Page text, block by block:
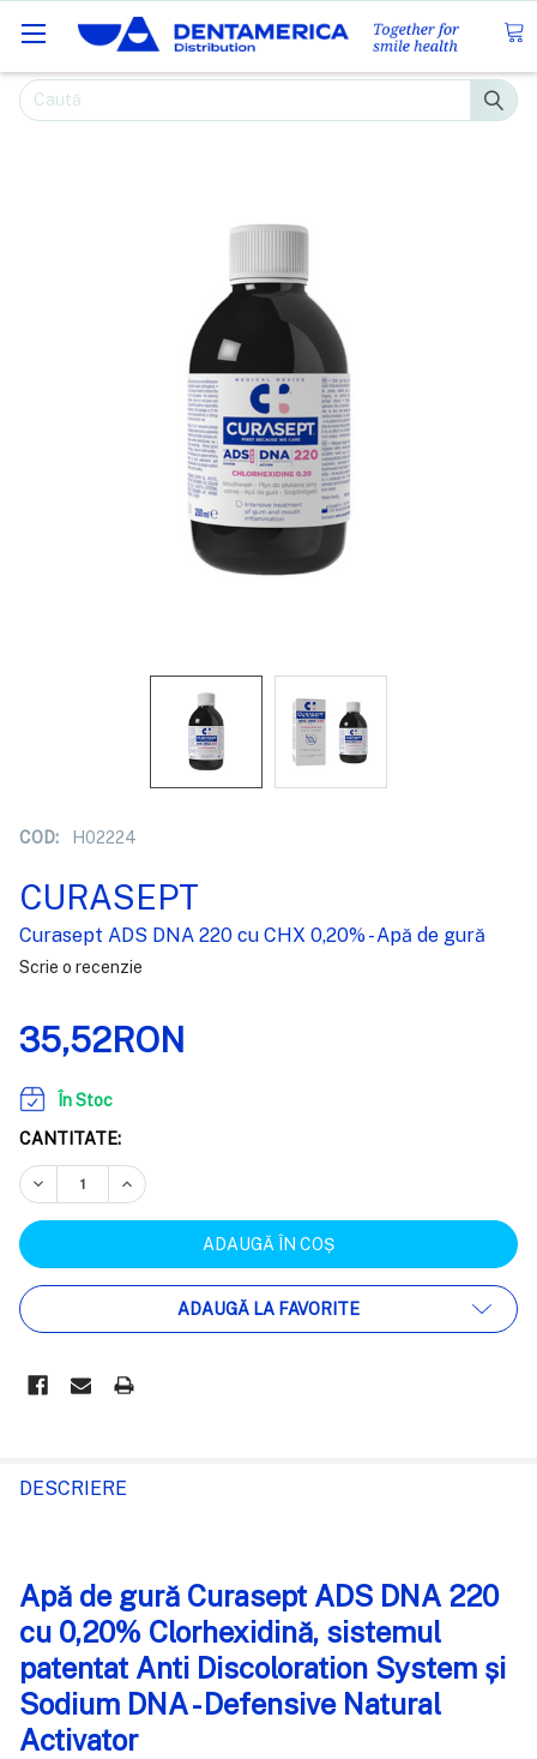
Caută
COD: H02224
CURASEPT
Curasept ADS DNA 220 cu CHX 0,20% - Apă de gură
Scrie o recenzie
35,52RON
În Stoc
CANTITATE:
REDUCEȚI CANTITATEA:
CREȘTEȚI CANTITATEA:
ADAUGĂ LA FAVORITE
CUMPARATE
SELECTEAZĂ
TOT
ADAUGĂ
%STR%
ÎN COȘ
DESCRIERE
Apă de gură Curasept ADS DNA 220
cu 0,20% Clorhexidină, sistemul
patentat Anti Discoloration System și
Sodium DNA - Defensive Natural
Activator